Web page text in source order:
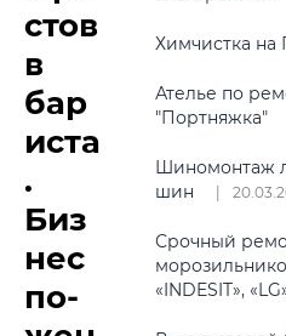
стов
в
бар
иста
.
Биз
нес
по-
Химчистка на
Ателье по
"Портняжка"
Шиномонтаж
шин
Срочный
«INDESIT»,